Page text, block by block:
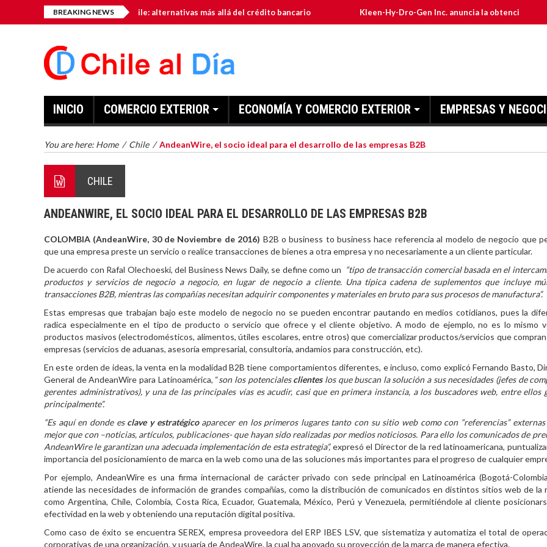
BREAKING NEWS
para pymes en Chile: alternativas más allá del crédito bancario Kleen-Hy-Dro-Gen Inc. anuncia la obtención de las
INICIO COMERCIO EXTERIOR ECONOMÍA Y COMERCIO EXTERIOR EMPRESAS Y
You are here: Home / Chile /AndeanWire, el socio ideal para el desarrollo de las empresas B2B
CHILE
ANDEANWIRE, EL SOCIO IDEAL PARA EL DESARROLLO DE LAS EMPRESAS B2B
COLOMBIA (AndeanWire, 30 de Noviembre de 2016) B2B o business to business hace referencia al modelo de negocio que
que una empresa preste un servicio o realice transacciones de bienes a otra empresa y no necesariamente a un cliente particular.
De acuerdo con Rafal Olechoeski, del Business News Daily, se define como un “tipo de transacción comercial basada en el
productos y servicios de negocio a negocio, en lugar de negocio a cliente. Una típica cadena de suplementos que incluye
transacciones B2B, mientras las compañías necesitan adquirir componentes y materiales en bruto para sus procesos de manufactura”.
Estas empresas que trabajan bajo este modelo de negocio no se pueden encontrar pautando en medios cotidianos, pues la
radica especialmente en el tipo de producto o servicio que ofrece y el cliente objetivo. A modo de ejemplo, no es lo mismo
productos masivos (electrodomésticos, alimentos, útiles escolares, entre otros) que comercializar productos/servicios que
empresas (servicios de aduanas, asesoría empresarial, consultoría, andamios para construcción, etc).
En este orden de ideas, la venta en la modalidad B2B tiene comportamientos diferentes, e incluso, como explicó Fernando Basto,
General deAndeanWire para Latinoamérica, “son los potencialesclienteslos que buscan la solución a sus necesidades (jefes de
gerentes administrativos), y una de las principales vías es acudir, casi que en primera instancia, a los buscadores web, entre ellos
principalmente”.
“Es aquí en donde es clave y estratégicoaparecer en los primeros lugares tanto con su sitio web como con “referencias”
mejor que con –noticias, artículos, publicaciones- que hayan sido realizadas por medios noticiosos. Para ello los comunicados de
AndeanWire le garantizan una adecuada implementación de esta estrategia”,expresó el Director de la red latinoamericana,
importancia del posicionamiento de marca en la web como una de las soluciones más importantes para el progreso de cualquier
Por ejemplo, AndeanWire es una firma internacional de carácter privado con sede principal en Latinoamérica (Bogotá-
atiende las necesidades de información de grandes compañías, como la distribución de comunicados en distintos sitios web de la
como Argentina, Chile, Colombia, Costa Rica, Ecuador, Guatemala, México, Perú y Venezuela, permitiéndole al cliente
efectividad en la web y obteniendo una reputación digital positiva.
Como caso de éxito se encuentra SEREX, empresa proveedora del ERP IBES LSV, que sistematiza y automatiza el total de
corporativas de una organización, y usuaria de AndeaWire, la cual ha apoyado su proyección de la marca de manera efectiva.